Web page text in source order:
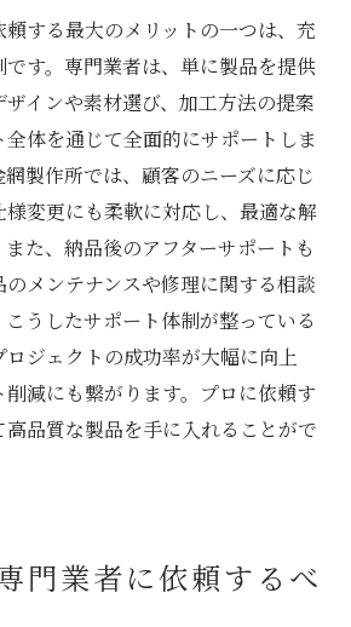
する最大のメリットの一つは、充
す。専門業者は、単に製品を提供
インや素材選び、加工方法の提案
体を通じて全面的にサポートしま
製作所では、顧客のニーズに応じ
変更にも柔軟に対応し、最適な解
た、納品後のアフターサポートも
メンテナンスや修理に関する相談
うしたサポート体制が整っている
ジェクトの成功率が大幅に向上
削減にも繋がります。プロに依頼す
品質な製品を手に入れることがで
門業者に依頼するべ